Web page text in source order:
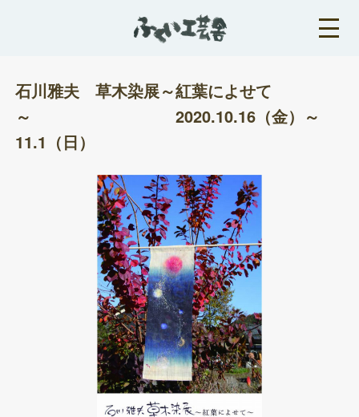
石川雅夫 草木染展～紅葉によせて
～ 2020.10.16（金）～
11.1（日）